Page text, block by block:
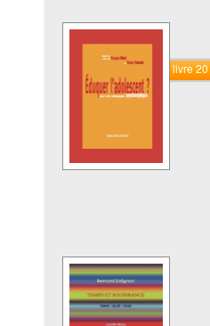
Commander le livre